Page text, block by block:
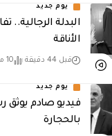
يوم جديد
البدلة الرجالية..
الأناقة
قبل 44 دقيقة 10 مشاهدات
يوم جديد
فيديو صادم يوثق
بالحجارة